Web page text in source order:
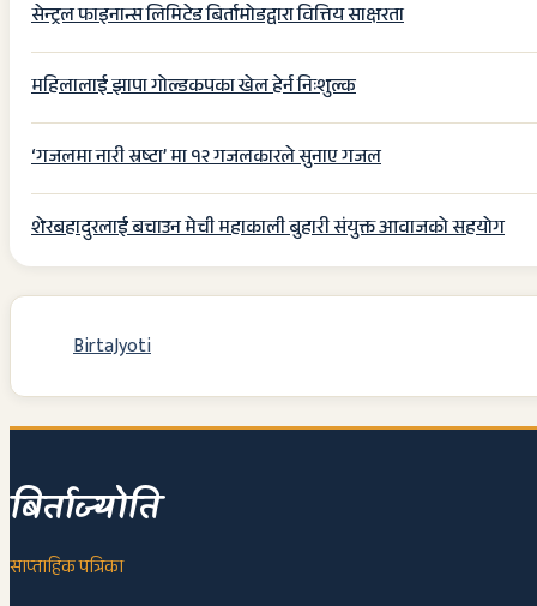
सेन्ट्रल फाइनान्स लिमिटेड बिर्तामोडद्वारा वित्तिय साक्षरता
महिलालाई झापा गोल्डकपका खेल हेर्न निःशुल्क
‘गजलमा नारी स्रष्टा’ मा १२ गजलकारले सुनाए गजल
शेरबहादुरलाई बचाउन मेची महाकाली बुहारी संयुक्त आवाजको सहयोग
BirtaJyoti
बिर्ताज्योति
साप्ताहिक पत्रिका